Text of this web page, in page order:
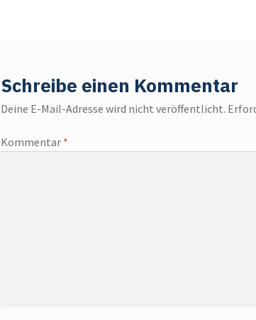
Schreibe einen Kommentar
Deine E-Mail-Adresse wird nicht veröffentlicht.
Kommentar *